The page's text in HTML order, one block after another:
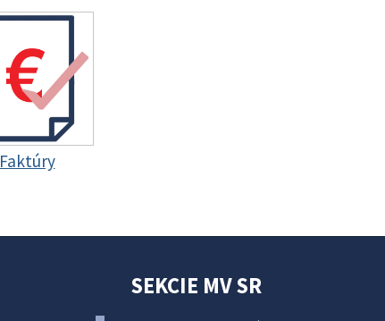
Faktúry
SEKCIE MV SR